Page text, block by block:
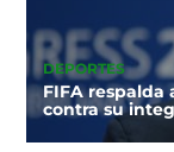
DEPORTES
FIFA respalda
contra su